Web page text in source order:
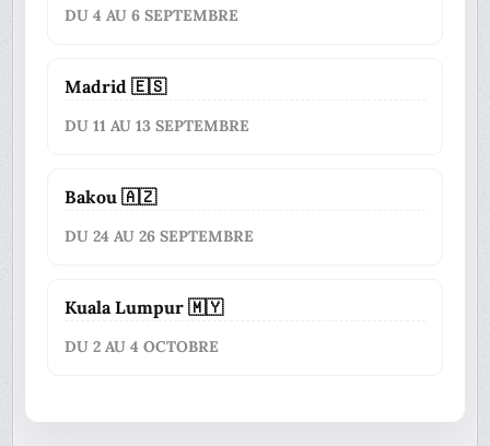
DU 4 AU 6 SEPTEMBRE
Madrid 🇪🇸
DU 11 AU 13 SEPTEMBRE
Bakou 🇦🇿
DU 24 AU 26 SEPTEMBRE
Kuala Lumpur 🇲🇾
DU 2 AU 4 OCTOBRE